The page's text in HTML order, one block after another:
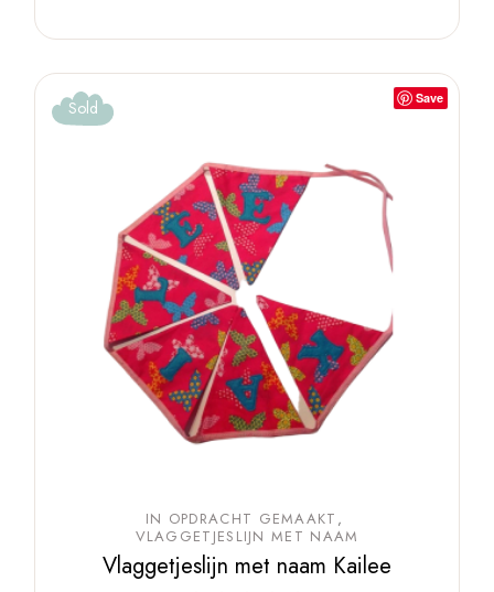
Save
Sold
IN OPDRACHT GEMAAKT
VLAGGETJESLIJN MET NAAM
Vlaggetjeslijn met naam Kailee